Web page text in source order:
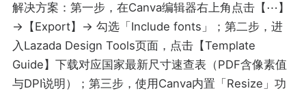
解决方案：第一步，在Canva编辑器右上角点击【⋯】
→【Export】→ 勾选「Include fonts」；第二步，进
入Lazada Design Tools页面，点击【Template
Guide】下载对应国家最新尺寸速查表（PDF含像素值
与DPI说明）；第三步，使用Canva内置「Resize」功